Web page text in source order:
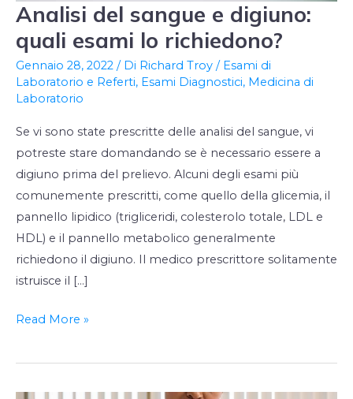
Analisi del sangue e digiuno:
quali esami lo richiedono?
Gennaio 28, 2022 / Di Richard Troy / Esami di
Laboratorio e Referti, Esami Diagnostici, Medicina di
Laboratorio
Se vi sono state prescritte delle analisi del sangue, vi
potreste stare domandando se è necessario essere a
digiuno prima del prelievo. Alcuni degli esami più
comunemente prescritti, come quello della glicemia, il
pannello lipidico (trigliceridi, colesterolo totale, LDL e
HDL) e il pannello metabolico generalmente
richiedono il digiuno. Il medico prescrittore solitamente
istruisce il […]
Analisi
sangue
e
digiuno:
esami
lo
richiedono?
Read More »